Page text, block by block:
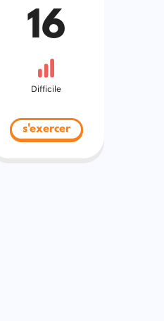
16
Difficile
s'exercer